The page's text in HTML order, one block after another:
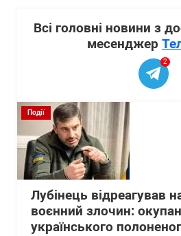
Всі головні новини з
месенджер
2
Події
Лубінець відреагував
воєнний злочин:
українського